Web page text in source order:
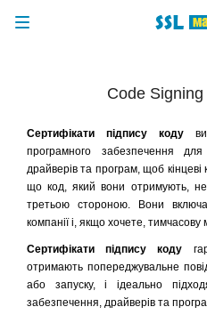
Code Signing
Сертифікати підпису коду
програмного забезпечення
драйверів та програм, щоб
що код, який вони отримують,
третьою стороною. Вони
компанії і, якщо хочете, тимчасову
Сертифікати підпису коду
отримають попереджувальне
або запуску, і ідеально
забезпечення, драйверів та